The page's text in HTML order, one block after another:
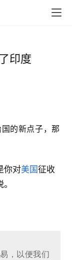
印度
的新点子，那
你对美国征收
，以便我们